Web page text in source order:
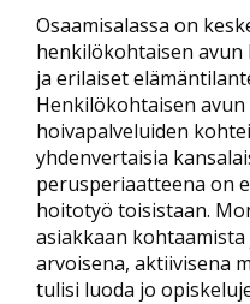
Osaamisalassa on
henkilökohtaisen
ja erilaiset
Henkilökohtaisen
hoivapalveluiden
yhdenvertaisia
perusperiaatteena on
hoitotyö toisistaan.
asiakkaan
arvoisena, aktiivisena
tulisi luoda jo